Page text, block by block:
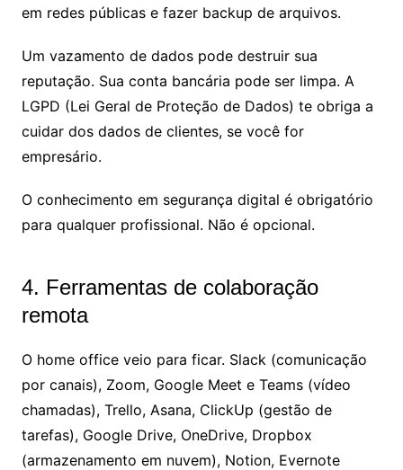
em redes públicas e fazer backup de arquivos.
Um vazamento de dados pode destruir sua
reputação. Sua conta bancária pode ser limpa. A
LGPD (Lei Geral de Proteção de Dados) te obriga a
cuidar dos dados de clientes, se você for
empresário.
O conhecimento em segurança digital é obrigatório
para qualquer profissional. Não é opcional.
4. Ferramentas de colaboração
remota
O home office veio para ficar. Slack (comunicação
por canais), Zoom, Google Meet e Teams (vídeo
chamadas), Trello, Asana, ClickUp (gestão de
tarefas), Google Drive, OneDrive, Dropbox
(armazenamento em nuvem), Notion, Evernote